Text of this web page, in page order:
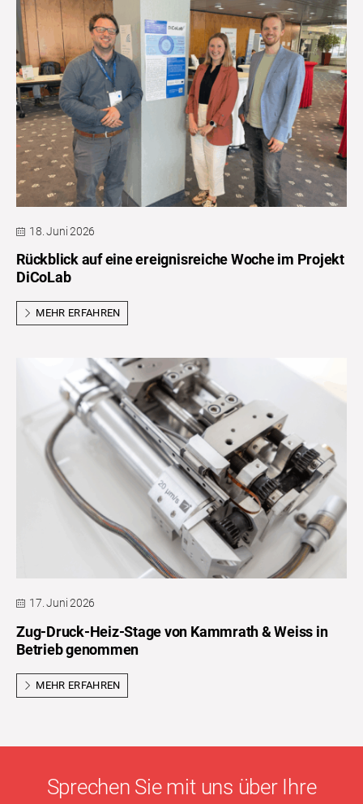
18. Juni 2026
Rückblick auf eine ereignisreiche Woche im Projekt
DiCoLab
MEHR ERFAHREN
17. Juni 2026
Zug-Druck-Heiz-Stage von Kammrath & Weiss in
Betrieb genommen
MEHR ERFAHREN
Sprechen Sie mit uns über Ihre